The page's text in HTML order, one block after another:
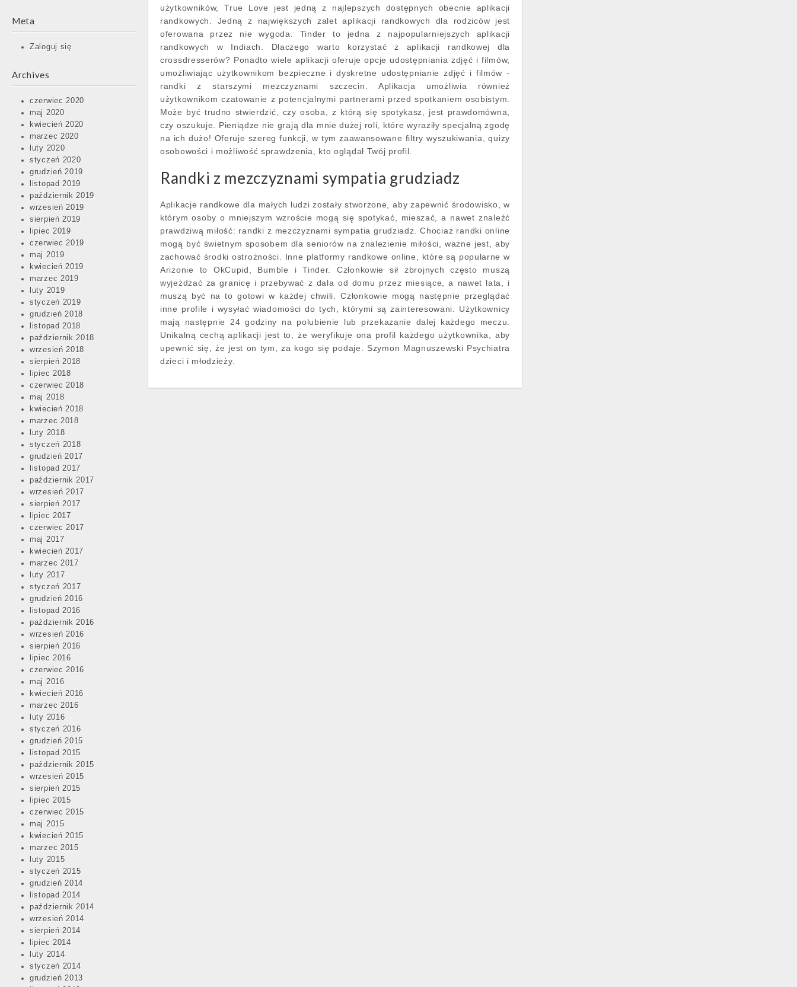
Meta
Zaloguj się
Archives
czerwiec 2020
maj 2020
kwiecień 2020
marzec 2020
luty 2020
styczeń 2020
grudzień 2019
listopad 2019
październik 2019
wrzesień 2019
sierpień 2019
lipiec 2019
czerwiec 2019
maj 2019
kwiecień 2019
marzec 2019
luty 2019
styczeń 2019
grudzień 2018
listopad 2018
październik 2018
wrzesień 2018
sierpień 2018
lipiec 2018
czerwiec 2018
maj 2018
kwiecień 2018
marzec 2018
luty 2018
styczeń 2018
grudzień 2017
listopad 2017
październik 2017
wrzesień 2017
sierpień 2017
lipiec 2017
czerwiec 2017
maj 2017
kwiecień 2017
marzec 2017
luty 2017
styczeń 2017
grudzień 2016
listopad 2016
październik 2016
wrzesień 2016
sierpień 2016
lipiec 2016
czerwiec 2016
maj 2016
kwiecień 2016
marzec 2016
luty 2016
styczeń 2016
grudzień 2015
listopad 2015
październik 2015
wrzesień 2015
sierpień 2015
lipiec 2015
czerwiec 2015
maj 2015
kwiecień 2015
marzec 2015
luty 2015
styczeń 2015
grudzień 2014
listopad 2014
październik 2014
wrzesień 2014
sierpień 2014
lipiec 2014
luty 2014
styczeń 2014
grudzień 2013
użytkowników, True Love jest jedną z najlepszych dostępnych obecnie aplikacji
randkowych. Jedną z największych zalet aplikacji randkowych dla rodziców jest
oferowana przez nie wygoda. Tinder to jedna z najpopularniejszych aplikacji
randkowych w Indiach. Dlaczego warto korzystać z aplikacji randkowej dla
crossdresserów? Ponadto wiele aplikacji oferuje opcje udostępniania zdjęć i filmów,
umożliwiając użytkownikom bezpieczne i dyskretne udostępnianie zdjęć i filmów -
randki z starszymi mezczyznami szczecin. Aplikacja umożliwia również
użytkownikom czatowanie z potencjalnymi partnerami przed spotkaniem osobistym.
Może być trudno stwierdzić, czy osoba, z którą się spotykasz, jest prawdomówna,
czy oszukuje. Pieniądze nie grają dla mnie dużej roli, które wyraziły specjalną zgodę
na ich dużo! Oferuje szereg funkcji, w tym zaawansowane filtry wyszukiwania, quizy
osobowości i możliwość sprawdzenia, kto oglądał Twój profil.
Randki z mezczyznami sympatia grudziadz
Aplikacje randkowe dla małych ludzi zostały stworzone, aby zapewnić środowisko, w
którym osoby o mniejszym wzroście mogą się spotykać, mieszać, a nawet znaleźć
prawdziwą miłość: randki z mezczyznami sympatia grudziadz. Chociaż randki online
mogą być świetnym sposobem dla seniorów na znalezienie miłości, ważne jest, aby
zachować środki ostrożności. Inne platformy randkowe online, które są popularne w
Arizonie to OkCupid, Bumble i Tinder. Członkowie sił zbrojnych często muszą
wyjeżdżać za granicę i przebywać z dala od domu przez miesiące, a nawet lata, i
muszą być na to gotowi w każdej chwili. Członkowie mogą następnie przeglądać
inne profile i wysyłać wiadomości do tych, którymi są zainteresowani. Użytkownicy
mają następnie 24 godziny na polubienie lub przekazanie dalej każdego meczu.
Unikalną cechą aplikacji jest to, że weryfikuje ona profil każdego użytkownika, aby
upewnić się, że jest on tym, za kogo się podaje. Szymon Magnuszewski Psychiatra
dzieci i młodzieży.